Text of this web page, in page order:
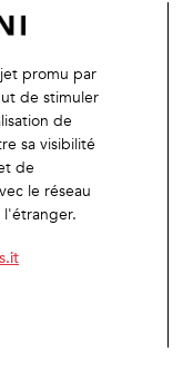
promu par
de stimuler
de
sa visibilité
de
le réseau
l'étranger.